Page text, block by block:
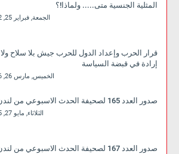
المثلية الجنسية متى..... ولماذا!؟
الجمعة, فبراير 25, 2022
قرار الحرب وإعداد الدول للحرب جيش بلا سلاح ولا
إرادة في قبضة السياسة
الخميس, مارس 26, 2026
صدور العدد 165 لصحيفة الحدث الاسبوعي من لندن
الثلاثاء, مايو 27, 2025
صدور العدد 167 لصحيفة الحدث الاسبوعي من لندن